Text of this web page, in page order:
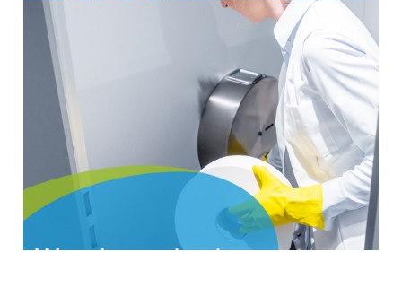
Waschraumhygiene
Sauberkeit im Betrieb ist die Voraussetzung für ein
angenehmes Arbeiten und das Wohlbefinden Ihrer
Mitarbeiter. Unser Service versorgt Sie mit allen
notwendigen Artikeln für die Hygiene.
mehr Infos